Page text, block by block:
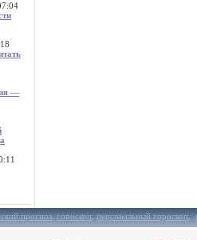
—
прогноз,гороскоп,персональный гороскоп,